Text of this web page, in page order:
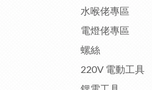
水喉佬專區
電燈佬專區
螺絲
220V 電動工具